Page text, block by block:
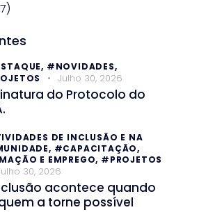
#NOVIDADES,
Julho 30, 2026
do Protocolo do
DE INCLUSÃO E NA
#CAPACITAÇÃO,
E EMPREGO, #PROJETOS
30, 2026
acontece quando
a torne possível